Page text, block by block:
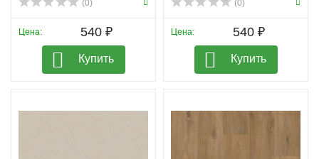
(0)
Цена: 540 ₽
Купить
(0)
Цена: 540 ₽
Купить